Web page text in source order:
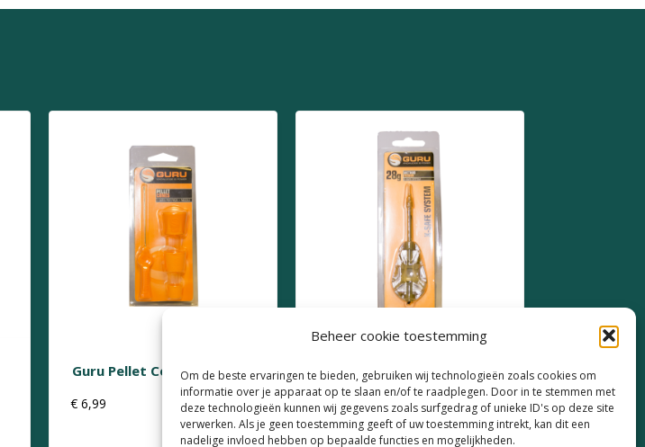
Beheer cookie toestemming
Om de beste ervaringen te bieden, gebruiken wij technologieën zoals cookies om
informatie over je apparaat op te slaan en/of te raadplegen. Door in te stemmen met
deze technologieën kunnen wij gegevens zoals surfgedrag of unieke ID's op deze site
verwerken. Als je geen toestemming geeft of uw toestemming intrekt, kan dit een
nadelige invloed hebben op bepaalde functies en mogelijkheden.
Guru Pellet Cones
€ 6,99
Guru Pellet Feeder X-Save
System 28g
€3,99